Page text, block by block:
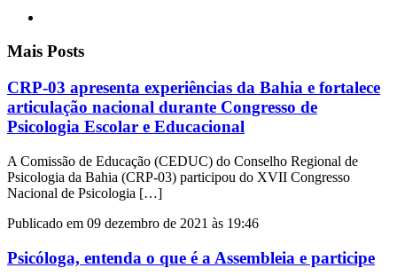
Mais Posts
CRP-03 apresenta experiências da Bahia e fortalece
articulação nacional durante Congresso de
Psicologia Escolar e Educacional
A Comissão de Educação (CEDUC) do Conselho Regional de
Psicologia da Bahia (CRP-03) participou do XVII Congresso
Nacional de Psicologia […]
Publicado em 09 dezembro de 2021 às 19:46
Psicóloga, entenda o que é a Assembleia e participe